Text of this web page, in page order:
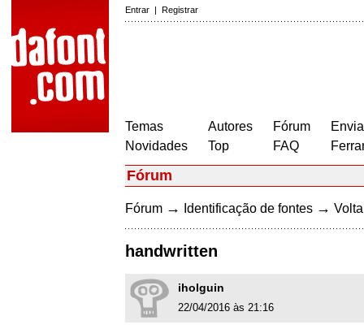
Entrar | Registrar
Temas
Novidades
Autores
Top
Fórum
FAQ
Fórum
Fórum → Identificação de fontes →
handwritten
iholguin
22/04/2016 às 21:16